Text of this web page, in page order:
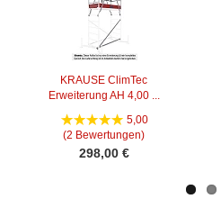
KRAUSE ClimTec
Erweiterung AH 4,00 ...
5,00
(2 Bewertungen)
298,00 €